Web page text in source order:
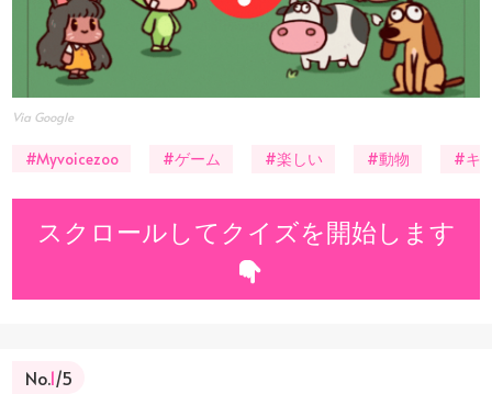
Via Google
#Myvoicezoo #ゲーム #楽しい #動物 #キ
スクロールしてクイズを開始します
No.1/5